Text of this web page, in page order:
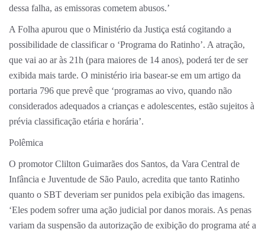
dessa falha, as emissoras cometem abusos.’
A Folha apurou que o Ministério da Justiça está cogitando a
possibilidade de classificar o ‘Programa do Ratinho’. A atração,
que vai ao ar às 21h (para maiores de 14 anos), poderá ter de ser
exibida mais tarde. O ministério iria basear-se em um artigo da
portaria 796 que prevê que ‘programas ao vivo, quando não
considerados adequados a crianças e adolescentes, estão sujeitos à
prévia classificação etária e horária’.
Polêmica
O promotor Clilton Guimarães dos Santos, da Vara Central de
Infância e Juventude de São Paulo, acredita que tanto Ratinho
quanto o SBT deveriam ser punidos pela exibição das imagens.
‘Eles podem sofrer uma ação judicial por danos morais. As penas
variam da suspensão da autorização de exibição do programa até a